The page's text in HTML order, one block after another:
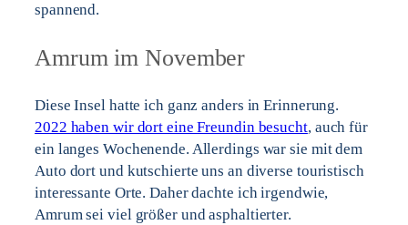
spannend.
Amrum im November
Diese Insel hatte ich ganz anders in Erinnerung.
2022 haben wir dort eine Freundin besucht, auch für
ein langes Wochenende. Allerdings war sie mit dem
Auto dort und kutschierte uns an diverse touristisch
interessante Orte. Daher dachte ich irgendwie,
Amrum sei viel größer und asphaltierter.